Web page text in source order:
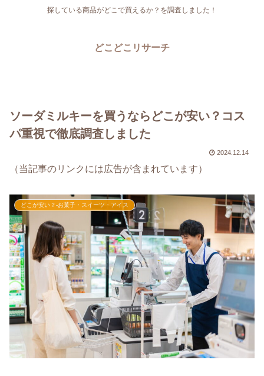
探している商品がどこで買えるか？を調査しました！
どこどこリサーチ
ソーダミルキーを買うならどこが安い？コス
パ重視で徹底調査しました
2024.12.14
（当記事のリンクには広告が含まれています）
どこが安い？-お菓子・スイーツ・アイス